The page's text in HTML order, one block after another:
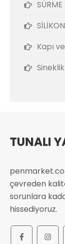
Kapı
TUNALI
çevreden
sorunlara
hissediyoruz.